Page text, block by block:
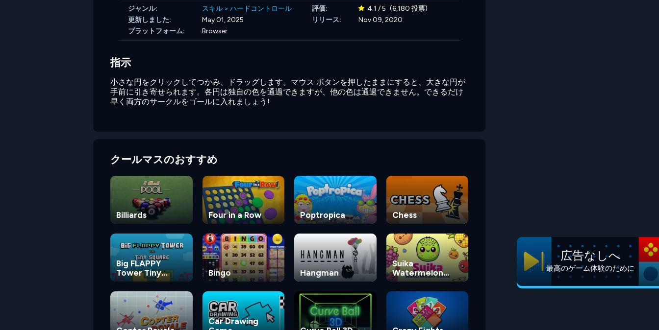
ジャンル: スキル > ハードコントロール 評価: 4.1 / 5 (6,180 投票)
更新しました:
May 01, 2025 リリース:
Nov 09, 2020
プラットフォーム:
Browser
指示
小さな円をクリックしてつかみ、ドラッグします。マウス ボタンを押したままにすると、大きな円が
手前に引き寄せられます。各円は独自の色を通過できますが、他の色は通過できません。できるだけ
早く両方のサークルをゴールに入れましょう!
クールマスのおすすめ
Billiards Four in a Row Poptropica Chess
Big FLAPPY
Tower Tiny
Square
Bingo Hangman
Suika
Watermelon
Game
Car Drawing
広告なしへ
最高のゲーム体験のために